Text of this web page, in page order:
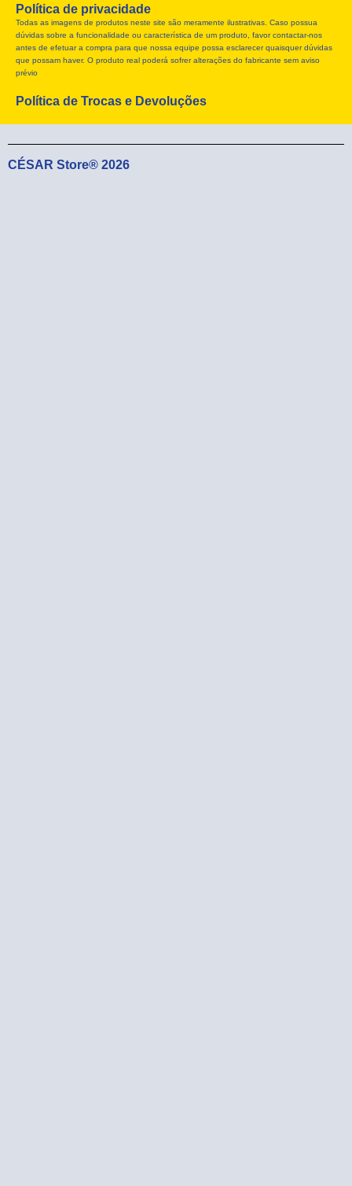
b
o
o
k
i
t
t
e
a
g
r
a
Política de privacidade
Todas as imagens de produtos neste site são meramente ilustrativas. Caso possua
dúvidas sobre a funcionalidade ou característica de um produto, favor contactar-nos
antes de efetuar a compra para que nossa equipe possa esclarecer quaisquer dúvidas
que possam haver. O produto real poderá sofrer alterações do fabricante sem aviso
prévio
Política de Trocas e Devoluções
CÉSAR Store® 2026